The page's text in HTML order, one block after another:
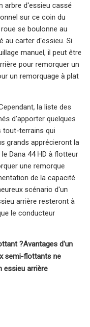
arbre d'essieu cassé
sur ce coin du
se boulonne au
au carter d'essieu. Si
manuel, il peut être
pour remorquer un
un remorquage à plat
la liste des
d’apporter quelques
tout-terrains qui
grands apprécieront la
Dana 44 HD à flotteur
une remorque
de la capacité
scénario d'un
arrière resteront à
le conducteur
?Avantages d'un
semi-flottants ne
essieu arrière